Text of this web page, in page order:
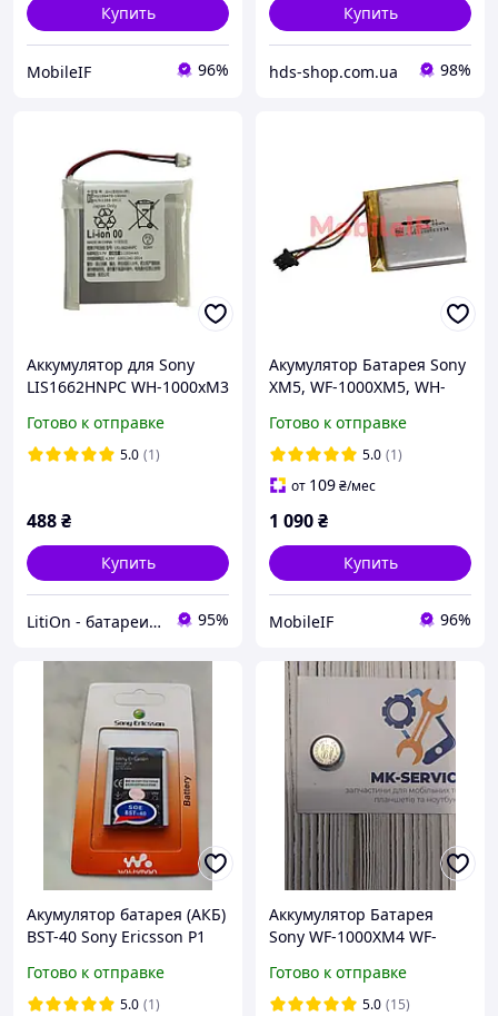
Купить
MobileIF 96%
Купить
hds-shop.com.ua 98%
Аккумулятор для Sony
LIS1662HNPC WH-1000xM3
CH710N/B WH-XB900 WH-
XB900N
Готово к отправке
5.0 (1)
488₴
Купить
LitiOn - батареи и аккумуляторы 95%
Акумулятор Батарея Sony
XM5, WF-1000XM5, WH-
1200mah
Готово к отправке
5.0 (1)
от 109₴/мес
1 090₴
Купить
MobileIF 96%
Акумулятор батарея (АКБ)
BST-40 Sony Еricsson P1
Готово к отправке
5.0 (1)
Аккумулятор Батарея
Sony WF-1000XM4 WF-
Готово к отправке
5.0 (15)